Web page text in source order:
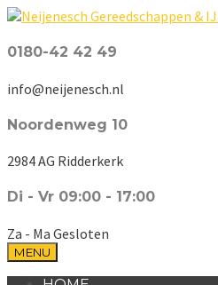
0180-42 42 49
info@neijenesch.nl
Noordenweg 10
2984 AG Ridderkerk
Di - Vr 09:00 - 17:00
Za - Ma Gesloten
MENU